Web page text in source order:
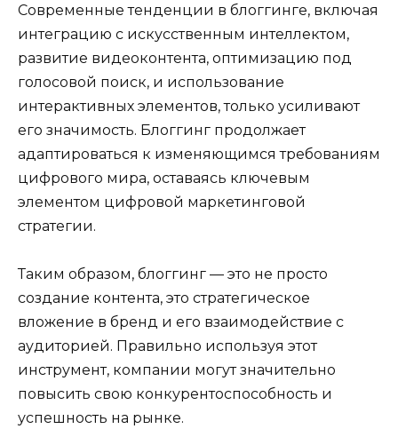
Современные тенденции в блоггинге, включая
интеграцию с искусственным интеллектом,
развитие видеоконтента, оптимизацию под
голосовой поиск, и использование
интерактивных элементов, только усиливают
его значимость. Блоггинг продолжает
адаптироваться к изменяющимся требованиям
цифрового мира, оставаясь ключевым
элементом цифровой маркетинговой
стратегии.
Таким образом, блоггинг — это не просто
создание контента, это стратегическое
вложение в бренд и его взаимодействие с
аудиторией. Правильно используя этот
инструмент, компании могут значительно
повысить свою конкурентоспособность и
успешность на рынке.